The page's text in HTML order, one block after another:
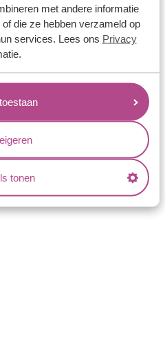
met andere informatie
die ze hebben verzameld op
services. Lees ons Privacy
tonen
levensstijl?
deze blog ontdek je welke
passen bij jullie liefde